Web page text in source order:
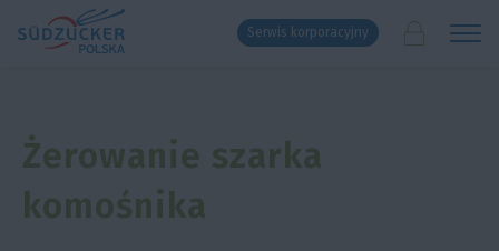
Serwis korporacyjny
Żerowanie szarka
komośnika